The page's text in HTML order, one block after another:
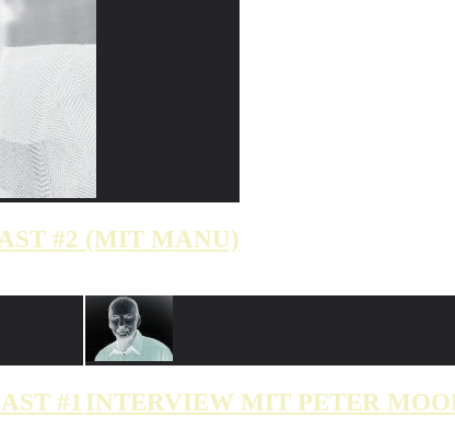
#2 (MIT MANU)
#1 INTERVIEW MIT PETER